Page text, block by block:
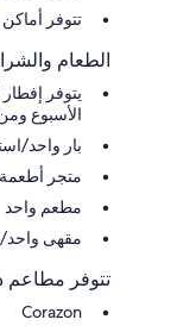
تتوفر
الطعام
الأسبوع ومن 7:00 صباحًا إلى 10 صباحاً في عطلات نهاية
بار واحد/
متجر
مطعم واحد
مقهى واحد/
تتوفر مطاعم
Corazon